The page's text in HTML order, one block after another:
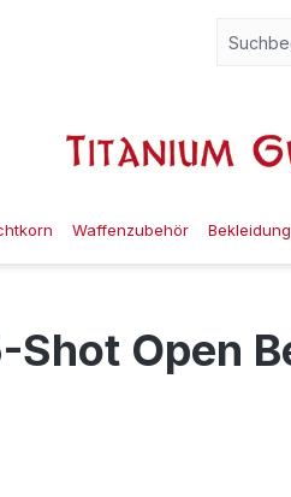
Waffenzubehör Bekleidung
Open